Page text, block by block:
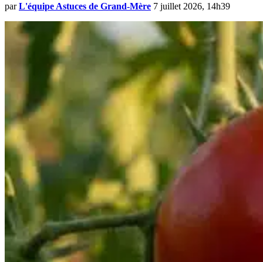
par L'équipe Astuces de Grand-Mère 7 juillet 2026, 14h39